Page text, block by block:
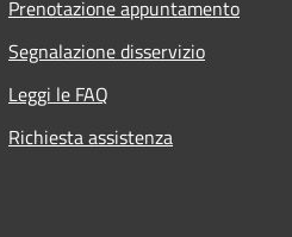
Prenotazione appuntamento
Segnalazione disservizio
Leggi le FAQ
Richiesta assistenza